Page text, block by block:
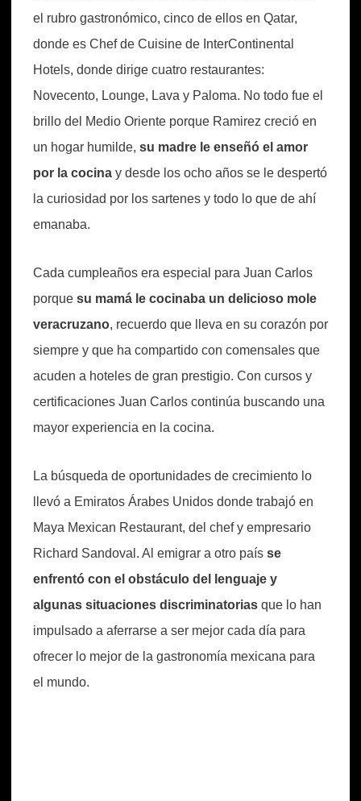
el rubro gastronómico, cinco de ellos en Qatar,
donde es Chef de Cuisine de InterContinental
Hotels, donde dirige cuatro restaurantes:
Novecento, Lounge, Lava y Paloma. No todo fue el
brillo del Medio Oriente porque Ramirez creció en
un hogar humilde, su madre le enseñó el amor
por la cocina y desde los ocho años se le despertó
la curiosidad por los sartenes y todo lo que de ahí
emanaba.
Cada cumpleaños era especial para Juan Carlos
porque su mamá le cocinaba un delicioso mole
veracruzano, recuerdo que lleva en su corazón por
siempre y que ha compartido con comensales que
acuden a hoteles de gran prestigio. Con cursos y
certificaciones Juan Carlos continúa buscando una
mayor experiencia en la cocina.
La búsqueda de oportunidades de crecimiento lo
llevó a Emiratos Árabes Unidos donde trabajó en
Maya Mexican Restaurant, del chef y empresario
Richard Sandoval. Al emigrar a otro país se
enfrentó con el obstáculo del lenguaje y
algunas situaciones discriminatorias que lo han
impulsado a aferrarse a ser mejor cada día para
ofrecer lo mejor de la gastronomía mexicana para
el mundo.